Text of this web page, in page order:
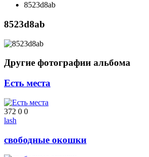
8523d8ab
8523d8ab
Другие фотографии альбома
Есть места
372 0 0
lash
свободные окошки